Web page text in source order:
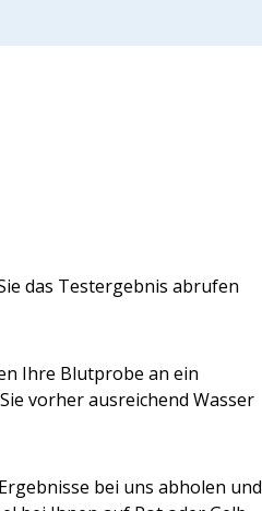
das Testergebnis abrufen
Ihre Blutprobe an ein
vorher ausreichend Wasser
bei uns abholen und